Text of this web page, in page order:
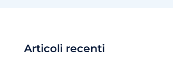
Articoli recenti